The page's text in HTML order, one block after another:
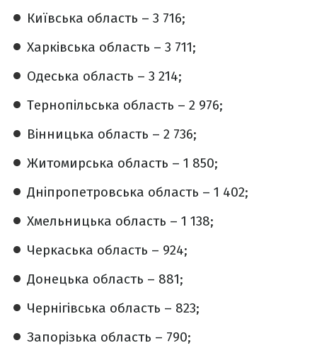
Київська область – 3 716;
Харківська область – 3 711;
Одеська область – 3 214;
Тернопільська область – 2 976;
Вінницька область – 2 736;
Житомирська область – 1 850;
Дніпропетровська область – 1 402;
Хмельницька область – 1 138;
Черкаська область – 924;
Донецька область – 881;
Чернігівська область – 823;
Запорізька область – 790;